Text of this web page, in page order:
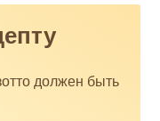
должен быть